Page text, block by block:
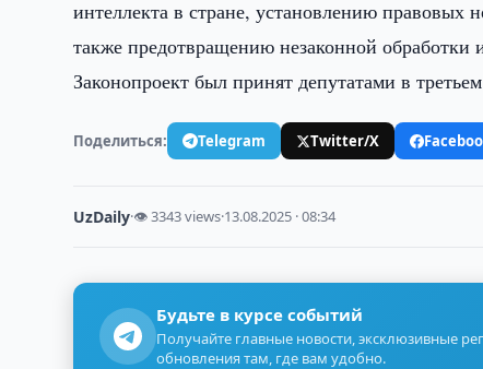
интеллекта в стране, установлению правовых
также предотвращению незаконной
Законопроект был принят депутатами в
Поделиться: Telegram Twitter/X
UzDaily·👁 3343 views·13.08.2025 · 08:34
Будьте в курсе событий
Получайте главные новости, эксклюзивные
обновления там, где вам удобно.